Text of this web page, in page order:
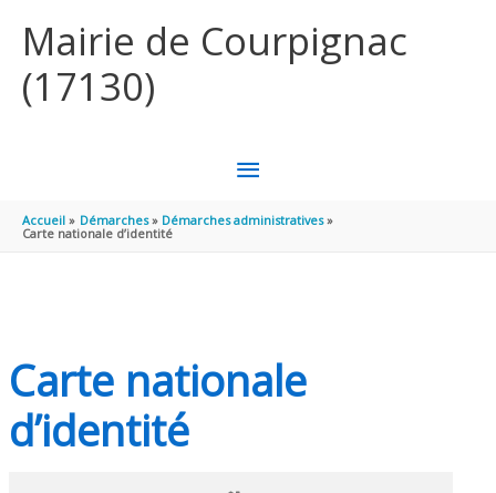
Mairie de Courpignac
(17130)
MENU
PRINCIPAL
Accueil Démarches
Démarches administratives
Carte nationale d’identité
Carte nationale
d’identité